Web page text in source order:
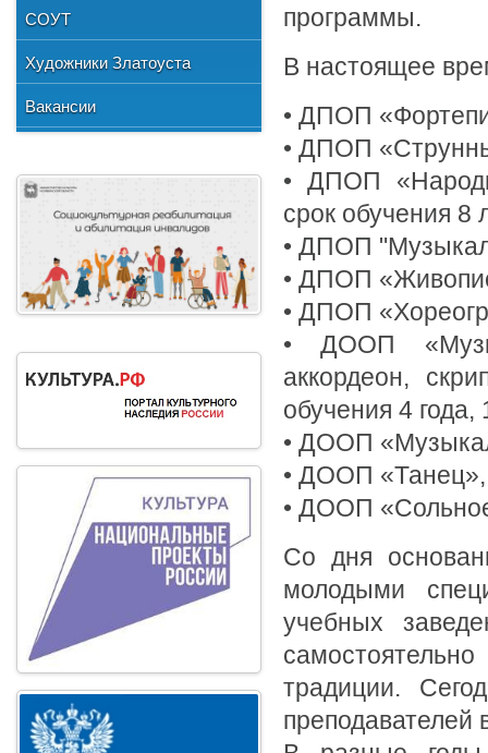
программы.
В настоящее
• ДПОП
• ДПОП
• ДПОП
срок обучения 8
• ДПОП
• ДПОП
• ДПОП
• ДООП
аккордеон,
обучения 4 года,
• ДООП
• ДООП «Танец»,
• ДООП «Сольное
Со дня
молодыми
учебных
традиции.
преподавателей
Документы
Сведения о доходах
Формы документов
СОУТ
Художники Златоуста
Вакансии